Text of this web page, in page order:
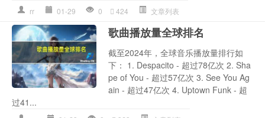
rr 01-29 0 424 文章列表
歌曲播放量全球排名
截至2024年，全球音乐播放量排行如
下： 1. Despacito - 超过78亿次 2. Sha
pe of You - 超过57亿次 3. See You Ag
ain - 超过47亿次 4. Uptown Funk - 超
过41...